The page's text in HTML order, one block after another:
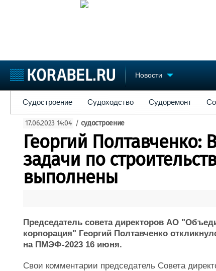
Новости
Судостроение
Пульс
Новости
Репутация
Работа
Торговая площадка
Доска объявлений
Продажа флота
Изделия
Материалы
Судостроение Судоходство Судоремонт
17.06.2023 14:04 / судостроение
Георгий Полтавченко:
задачи по
выполнены
Председатель совета директоров АО
корпорация" Георгий Полтавченко
на ПМЭФ-2023 16 июня.
Свои комментарии председатель Совета